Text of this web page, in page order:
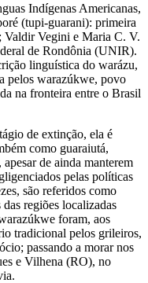
Indígenas Americanas,
(tupi-guarani): primeira
Valdir Vegini e Maria C. V.
de Rondônia (UNIR).
linguística do warázu,
pelos warazúkwe, povo
na fronteira entre o Brasil
de extinção, ela é
como guaraiutá,
de ainda manterem
pelas políticas
são referidos como
regiões localizadas
foram, aos
tradicional pelos grileiros,
passando a morar nos
e Vilhena (RO), no